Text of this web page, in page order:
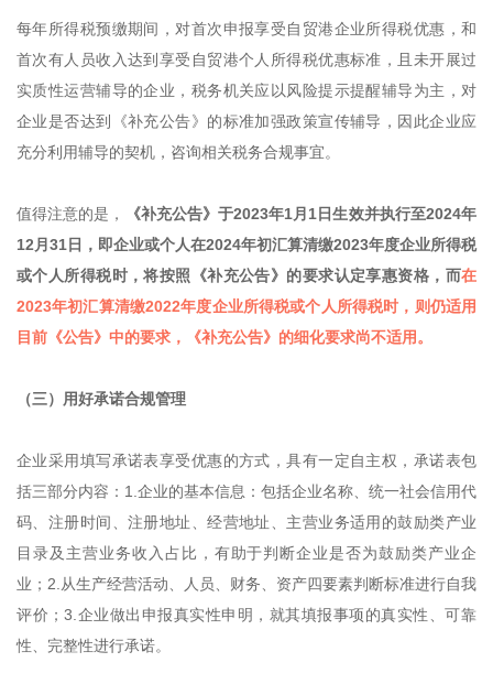
每年所得税预缴期间，对首次申报享受自贸港企业所得税优惠，和
首次有人员收入达到享受自贸港个人所得税优惠标准，且未开展过
实质性运营辅导的企业，税务机关应以风险提示提醒辅导为主，对
企业是否达到《补充公告》的标准加强政策宣传辅导，因此企业应
充分利用辅导的契机，咨询相关税务合规事宜。
值得注意的是，
《补充公告》于2023年1月1日生效并执行至2024年
12月31日，即企业或个人在2024年初汇算清缴2023年度企业所得税
或个人所得税时，将按照《补充公告》的要求认定享惠资格，而在
2023年初汇算清缴2022年度企业所得税或个人所得税时，则仍适用
目前《公告》中的要求，《补充公告》的细化要求尚不适用。
（三）用好承诺合规管理
企业采用填写承诺表享受优惠的方式，具有一定自主权，承诺表包
括三部分内容：1.企业的基本信息：包括企业名称、统一社会信用代
码、注册时间、注册地址、经营地址、主营业务适用的鼓励类产业
目录及主营业务收入占比，有助于判断企业是否为鼓励类产业企
业；2.从生产经营活动、人员、财务、资产四要素判断标准进行自我
评价；3.企业做出申报真实性申明，就其填报事项的真实性、可靠
性、完整性进行承诺。